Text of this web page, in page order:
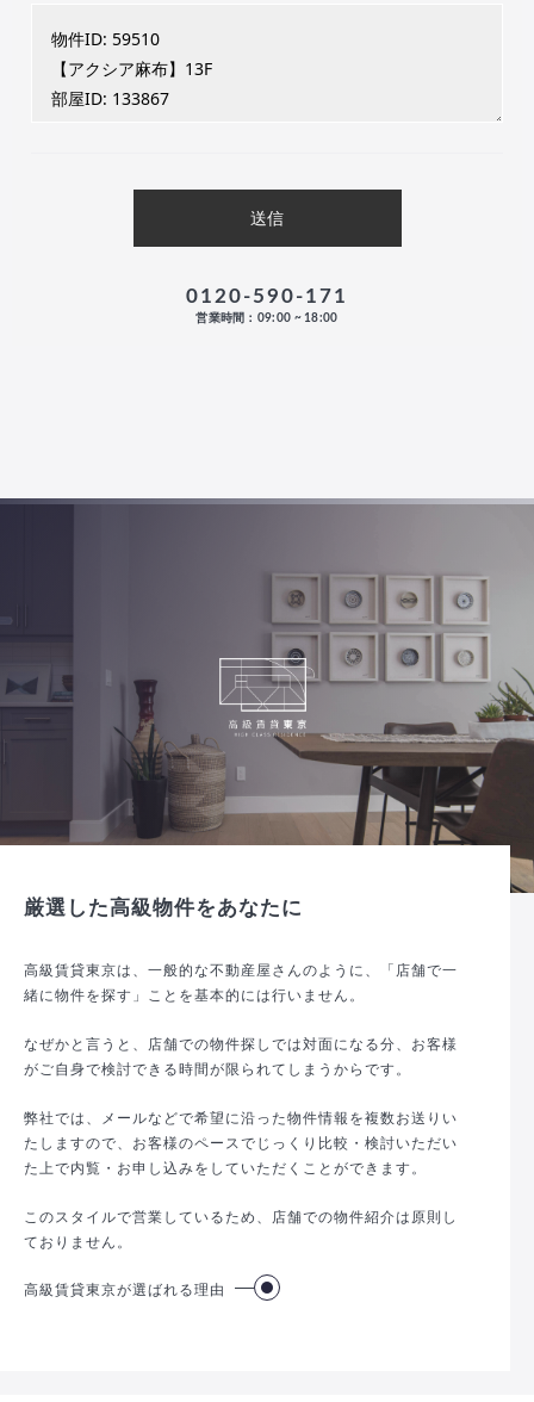
0120-590-171
営業時間：09:00 ~ 18:00
厳選した高級物件をあなたに
高級賃貸東京は、一般的な不動産屋さんのように、「店舗で一
緒に物件を探す」ことを基本的には行いません。
なぜかと言うと、店舗での物件探しでは対面になる分、お客様
がご自身で検討できる時間が限られてしまうからです。
弊社では、メールなどで希望に沿った物件情報を複数お送りい
たしますので、お客様のペースでじっくり比較・検討いただい
た上で内覧・お申し込みをしていただくことができます。
このスタイルで営業しているため、店舗での物件紹介は原則し
ておりません。
高級賃貸東京が選ばれる理由